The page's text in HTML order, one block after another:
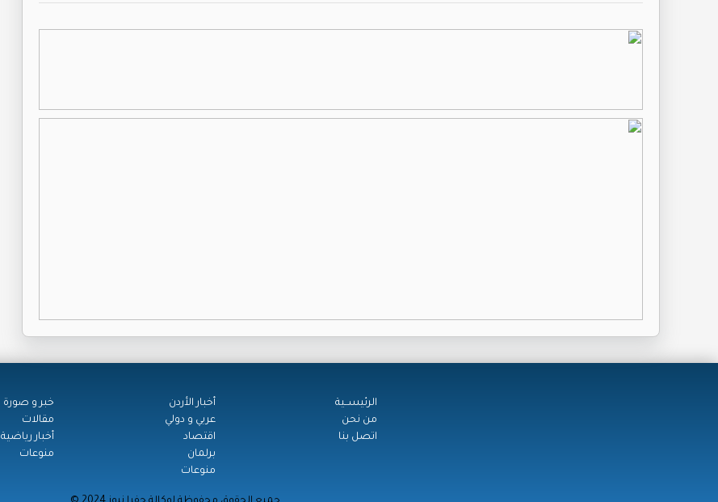
الرئيســية
من نحن
اتصل بنا
أخبار الأردن
عربي و دولي
اقتصاد
برلمان
منوعات
خبر و صورة
مقالات
أخبار رياضية
منوعات